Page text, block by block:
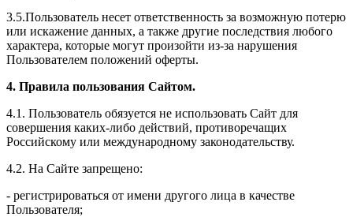
3.5.Пользователь несет ответственность за возможную потерю
или искажение данных, а также другие последствия любого
характера, которые могут произойти из-за нарушения
Пользователем положений оферты.
4. Правила пользования Сайтом.
4.1. Пользователь обязуется не использовать Сайт для
совершения каких-либо действий, противоречащих
Российскому или международному законодательству.
4.2. На Сайте запрещено:
- регистрироваться от имени другого лица в качестве
Пользователя;